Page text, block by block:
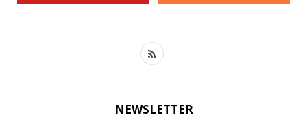
R
NEWSLETTER